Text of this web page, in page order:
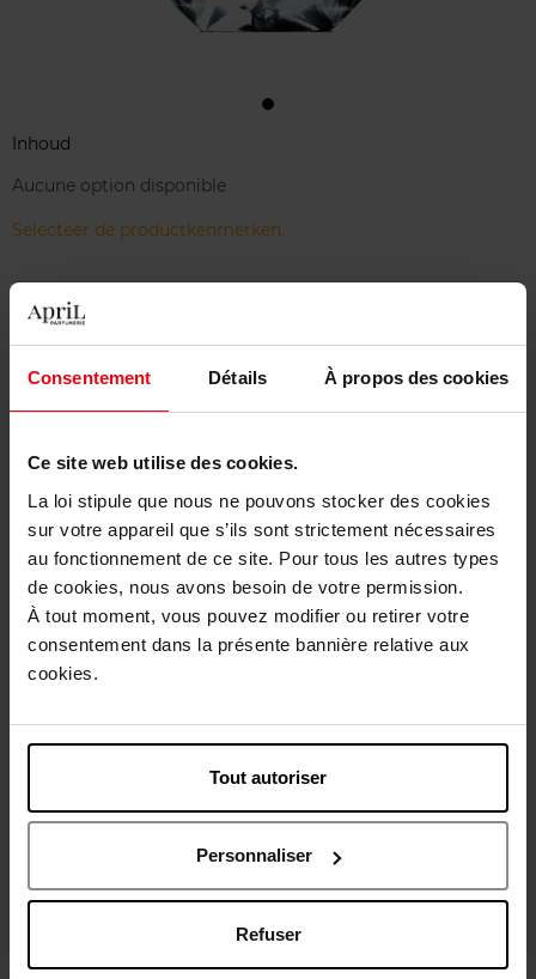
Consentement Détails À propos des cookies
Ce site web utilise des cookies.
La loi stipule que nous ne pouvons stocker des cookies
sur votre appareil que s’ils sont strictement nécessaires
au fonctionnement de ce site. Pour tous les autres types
de cookies, nous avons besoin de votre permission.
À tout moment, vous pouvez modifier ou retirer votre
consentement dans la présente bannière relative aux
cookies.
Tout autoriser
Personnaliser
Refuser
Inhoud
Aucune option disponible
Selecteer de productkenmerken.
Gratis levering bij aankoop van min. 55€
Gratis retour in je winkelpunt
Gratis verpakking
Beschrijving
Karakteristieken